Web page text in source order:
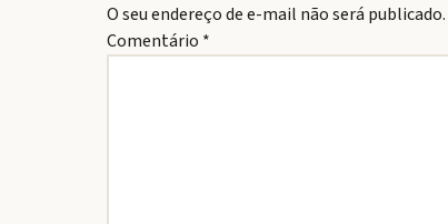
O seu endereço de e-mail não será publicado.
Comentário *